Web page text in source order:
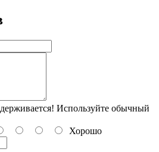
Используйте обычный
Хорошо